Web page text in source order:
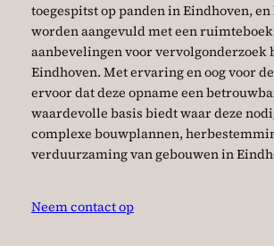
toegespitst op panden in Eindhoven,
worden aangevuld met een
aanbevelingen voor vervolgonderzoek
Eindhoven. Met ervaring en oog voor
ervoor dat deze opname een
waardevolle basis biedt waar deze
complexe bouwplannen,
verduurzaming van gebouwen in
Neem contact op